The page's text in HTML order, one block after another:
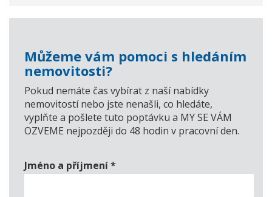
Můžeme vám pomoci s hledáním
nemovitosti?
Pokud nemáte čas vybírat z naší nabídky
nemovitostí nebo jste nenašli, co hledáte,
vyplňte a pošlete tuto poptávku a MY SE VÁM
OZVEME nejpozději do 48 hodin v pracovní den.
Jméno a příjmení*